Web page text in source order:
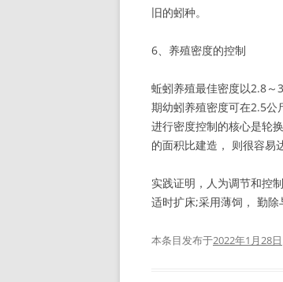
旧的蚓种。
6、养殖密度的控制
蚯蚓养殖最佳密度以2.8
期幼蚓养殖密度可在2.5公
进行密度控制的核心是轮
的面积比建造， 则很容易
实践证明，人为调节和控
适时扩床;采用薄饲， 勤除
本条目发布于2022年1月28日